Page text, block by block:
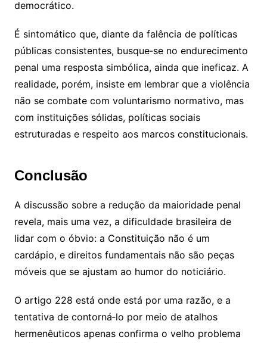
democrático.
É sintomático que, diante da falência de políticas
públicas consistentes, busque‑se no endurecimento
penal uma resposta simbólica, ainda que ineficaz. A
realidade, porém, insiste em lembrar que a violência
não se combate com voluntarismo normativo, mas
com instituições sólidas, políticas sociais
estruturadas e respeito aos marcos constitucionais.
Conclusão
A discussão sobre a redução da maioridade penal
revela, mais uma vez, a dificuldade brasileira de
lidar com o óbvio: a Constituição não é um
cardápio, e direitos fundamentais não são peças
móveis que se ajustam ao humor do noticiário.
O artigo 228 está onde está por uma razão, e a
tentativa de contorná‑lo por meio de atalhos
hermenêuticos apenas confirma o velho problema